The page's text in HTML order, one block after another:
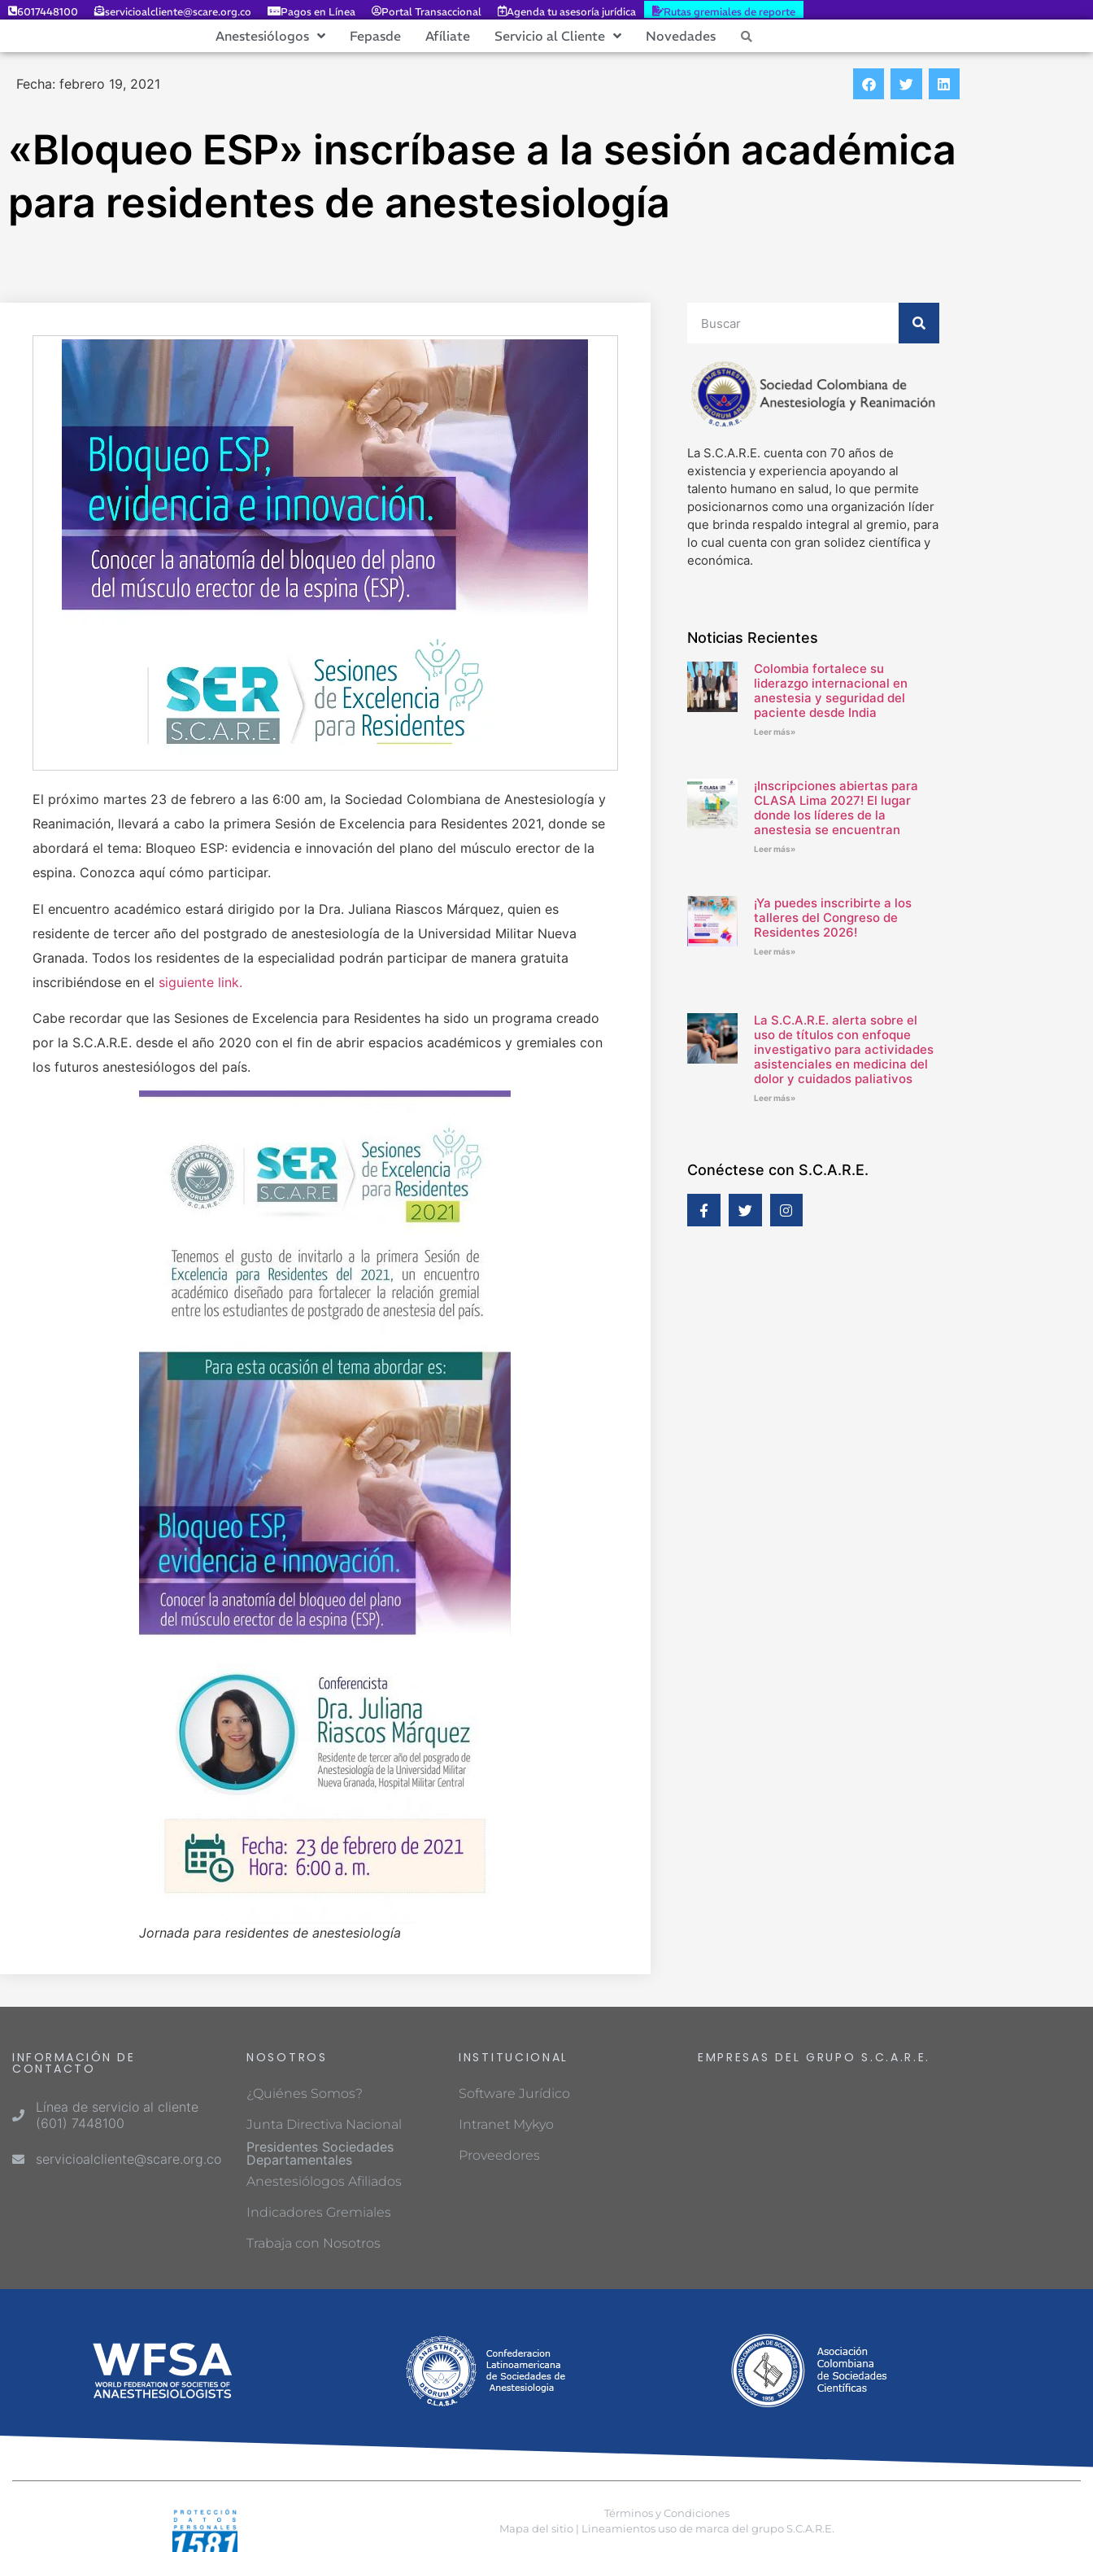
6017448100 servicioalcliente@scare.org.co Pagos en Línea Portal Transaccional Agenda tu asesoría jurídica Rutas gremiales de reporte
Anestesiólogos Fepasde Afíliate Servicio al Cliente Novedades
Fecha: febrero 19, 2021
«Bloqueo ESP» inscríbase a la sesión académica
para residentes de anestesiología
El próximo martes 23 de febrero a las 6:00 am, la Sociedad Colombiana de Anestesiología y
Reanimación, llevará a cabo la primera Sesión de Excelencia para Residentes 2021, donde se
abordará el tema: Bloqueo ESP: evidencia e innovación del plano del músculo erector de la
espina. Conozca aquí cómo participar.
El encuentro académico estará dirigido por la Dra. Juliana Riascos Márquez, quien es
residente de tercer año del postgrado de anestesiología de la Universidad Militar Nueva
Granada. Todos los residentes de la especialidad podrán participar de manera gratuita
inscribiéndose en el siguiente link.
Cabe recordar que las Sesiones de Excelencia para Residentes ha sido un programa creado
por la S.C.A.R.E. desde el año 2020 con el fin de abrir espacios académicos y gremiales con
los futuros anestesiólogos del país.
Jornada para residentes de anestesiología
La S.C.A.R.E. cuenta con 70 años de
existencia y experiencia apoyando al
talento humano en salud, lo que permite
posicionarnos como una organización líder
que brinda respaldo integral al gremio, para
lo cual cuenta con gran solidez científica y
económica.
Noticias Recientes
Colombia fortalece su
liderazgo internacional en
anestesia y seguridad del
paciente desde India
Leer más»
¡Inscripciones abiertas para
CLASA Lima 2027! El lugar
donde los líderes de la
anestesia se encuentran
Leer más»
¡Ya puedes inscribirte a los
talleres del Congreso de
Residentes 2026!
Leer más»
La S.C.A.R.E. alerta sobre el
uso de títulos con enfoque
investigativo para actividades
asistenciales en medicina del
dolor y cuidados paliativos
Leer más»
Conéctese con S.C.A.R.E.
INFORMACIÓN DE
CONTACTO
Línea de servicio al cliente
(601) 7448100
servicioalcliente@scare.org.co
NOSOTROS
¿Quiénes Somos?
Junta Directiva Nacional
Presidentes Sociedades
Departamentales
Anestesiólogos Afiliados
Indicadores Gremiales
Trabaja con Nosotros
INSTITUCIONAL
Software Jurídico
Intranet Mykyo
Proveedores
EMPRESAS DEL GRUPO S.C.A.R.E.
Términos y Condiciones
Mapa del sitio |
Lineamientos uso de marca del grupo S.C.A.R.E.